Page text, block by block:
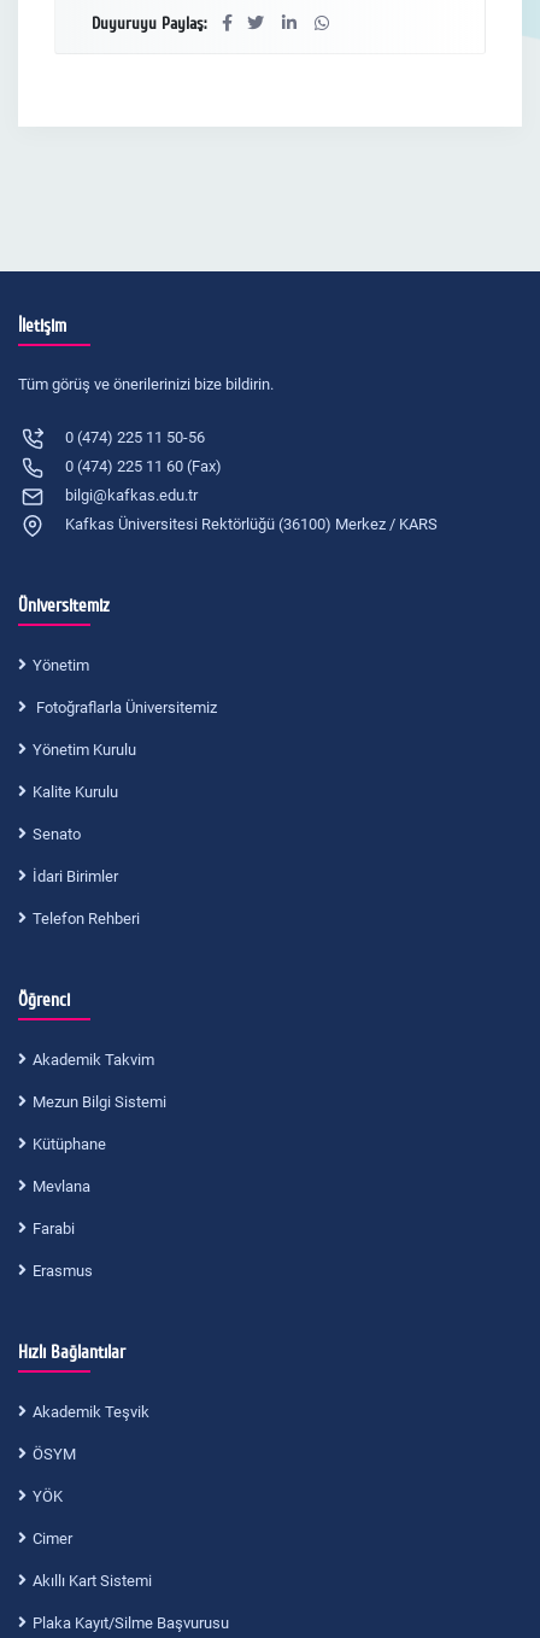
Duyuruyu Paylaş:
İletişim
Tüm görüş ve önerilerinizi bize bildirin.
0 (474) 225 11 50-56
0 (474) 225 11 60 (Fax)
bilgi@kafkas.edu.tr
Kafkas Üniversitesi Rektörlüğü (36100) Merkez / KARS
Üniversitemiz
Yönetim
Fotoğraflarla Üniversitemiz
Yönetim Kurulu
Kalite Kurulu
Senato
İdari Birimler
Telefon Rehberi
Öğrenci
Akademik Takvim
Mezun Bilgi Sistemi
Kütüphane
Mevlana
Farabi
Erasmus
Hızlı Bağlantılar
Akademik Teşvik
ÖSYM
YÖK
Cimer
Akıllı Kart Sistemi
Plaka Kayıt/Silme Başvurusu